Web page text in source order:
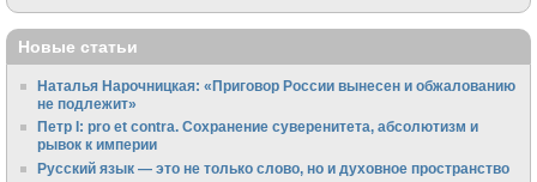
Новые статьи
Наталья Нарочницкая: «Приговор России вынесен и обжалованию
не подлежит»
Петр I: pro et contra. Сохранение суверенитета, абсолютизм и
рывок к империи
Русский язык — это не только слово, но и духовное пространство